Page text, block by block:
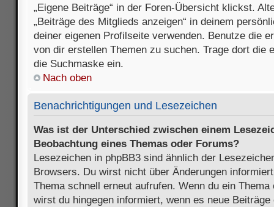
„Eigene Beiträge“ in der Foren-Übersicht klickst.
„Beiträge des Mitglieds anzeigen“ in deinem
deiner eigenen Profilseite verwenden. Benutze die
von dir erstellen Themen zu suchen. Trage dort die
die Suchmaske ein.
Nach oben
Benachrichtigungen und Lesezeichen
Was ist der Unterschied zwischen einem
Beobachtung eines Themas oder Forums?
Lesezeichen in phpBB3 sind ähnlich der
Browsers. Du wirst nicht über Änderungen
Thema schnell erneut aufrufen. Wenn du ein
wirst du hingegen informiert, wenn es neue